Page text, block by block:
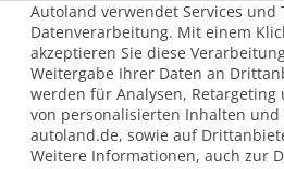
© 2026 AUTOLAND 24 SE & Co. Betriebs KG
Werner-von-Siemens-Str. 2, 06796 Brehna, Deutschland
Beschwerde nach LkSG
Grundsatzerklärung zum LkSG
Autoland verwendet Services und
Datenverarbeitung. Mit einem
akzeptieren Sie diese
Weitergabe Ihrer Daten an
werden für Analysen,
von personalisierten Inhalten
autoland.de, sowie auf
Weitere Informationen, auch zur